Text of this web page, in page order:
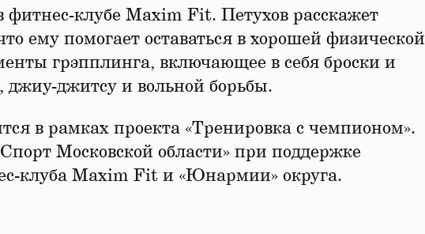
фитнес-клубе Maxim Fit. Петухов расскажет
ему помогает оставаться в хорошей физической
грэпплинга, включающее в себя броски и
джиу-джитсу и вольной борьбы.
в рамках проекта «Тренировка с чемпионом».
Московской области» при поддержке
клуба Maxim Fit и «Юнармии» округа.